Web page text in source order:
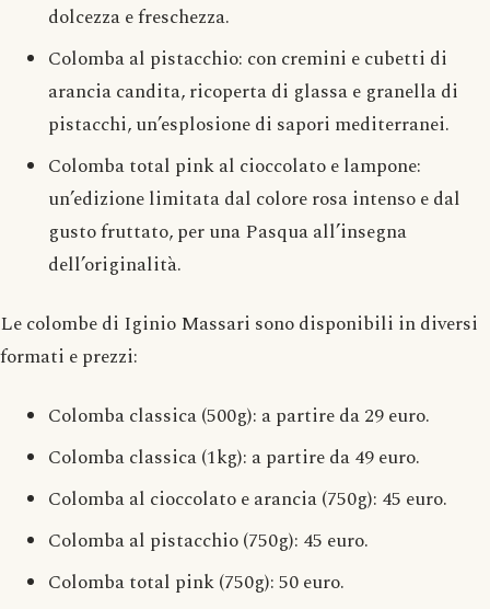
dolcezza e freschezza.
Colomba al pistacchio: con cremini e cubetti di
arancia candita, ricoperta di glassa e granella di
pistacchi, un’esplosione di sapori mediterranei.
Colomba total pink al cioccolato e lampone:
un’edizione limitata dal colore rosa intenso e dal
gusto fruttato, per una Pasqua all’insegna
dell’originalità.
Le colombe di Iginio Massari sono disponibili in diversi
formati e prezzi:
Colomba classica (500g): a partire da 29 euro.
Colomba classica (1kg): a partire da 49 euro.
Colomba al cioccolato e arancia (750g): 45 euro.
Colomba al pistacchio (750g): 45 euro.
Colomba total pink (750g): 50 euro.